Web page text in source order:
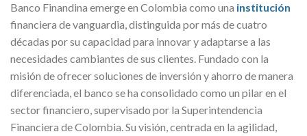
Banco Finandina emerge en Colombia como una institución
financiera de vanguardia, distinguida por más de cuatro
décadas por su capacidad para innovar y adaptarse a las
necesidades cambiantes de sus clientes. Fundado con la
misión de ofrecer soluciones de inversión y ahorro de manera
diferenciada, el banco se ha consolidado como un pilar en el
sector financiero, supervisado por la Superintendencia
Financiera de Colombia. Su visión, centrada en la agilidad,